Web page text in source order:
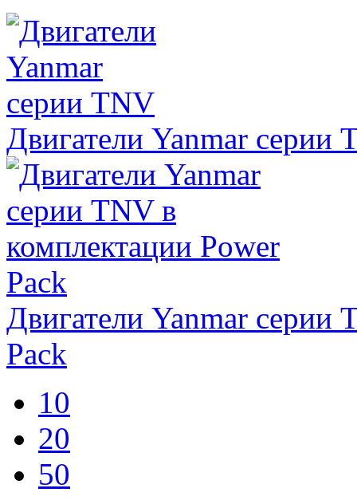
Двигатели Yanmar серии
Двигатели Yanmar серии
Pack
10
20
50